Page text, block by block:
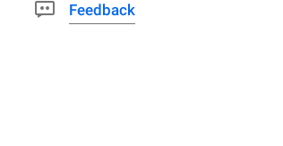
Feedback